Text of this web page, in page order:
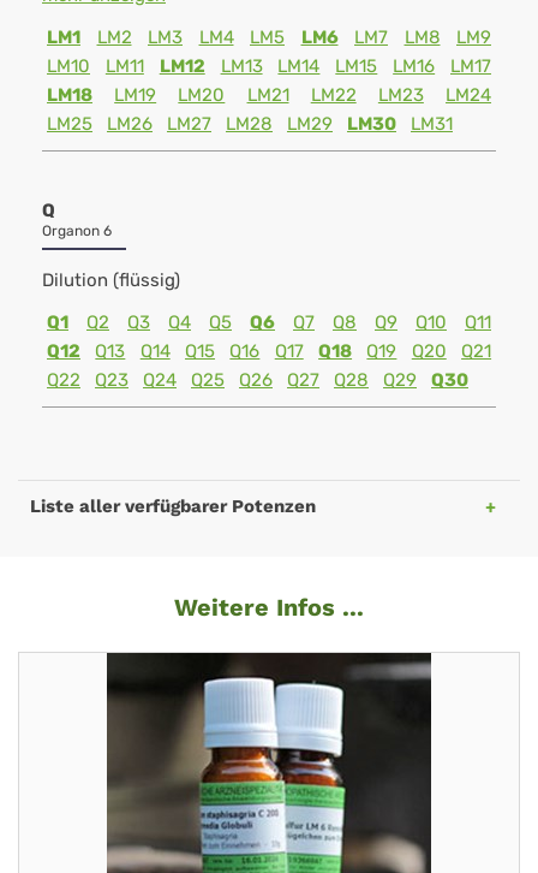
LM1
LM2 LM3 LM4 LM5 LM6 LM7 LM8
LM9
LM10
LM11 LM12 LM13 LM14 LM15 LM16
LM17
LM18
LM19 LM20 LM21 LM22 LM23
LM24
LM25
LM26 LM27 LM28 LM29 LM30 LM31
Q
Organon 6
Dilution (flüssig)
Q1
Q2 Q3 Q4 Q5 Q6 Q7 Q8 Q9 Q10
Q11
Q12
Q13 Q14 Q15 Q16 Q17 Q18 Q19 Q20
Q21
Q22
Q23 Q24 Q25 Q26 Q27 Q28 Q29 Q30
Liste aller verfügbarer Potenzen
Weitere Infos ...